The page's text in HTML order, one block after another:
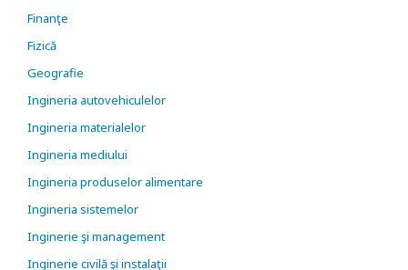
Finanţe
Fizică
Geografie
Ingineria autovehiculelor
Ingineria materialelor
Ingineria mediului
Ingineria produselor alimentare
Ingineria sistemelor
Inginerie şi management
Inginerie civilă şi instalaţii